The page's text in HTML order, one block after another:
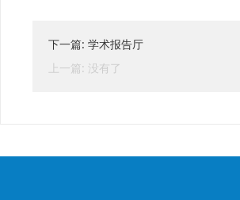
下一篇: 学术报告厅
上一篇: 没有了